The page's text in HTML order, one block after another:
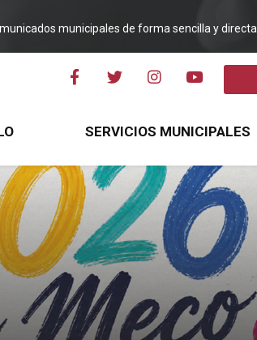
municipales de forma sencilla y directa.
SERVICIOS MUNICIPALES